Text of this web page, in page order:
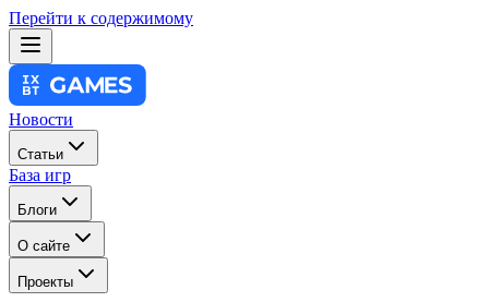
Перейти к содержимому
Новости
Статьи
База игр
Блоги
О сайте
Проекты